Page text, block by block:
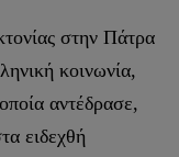
στην Πάτρα
κοινωνία,
αντέδρασε,
ειδεχθή